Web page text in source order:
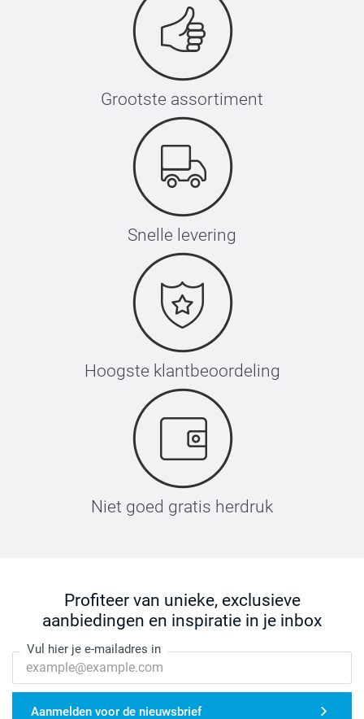
Grootste assortiment
Snelle levering
Hoogste klantbeoordeling
Niet goed gratis herdruk
Profiteer van unieke, exclusieve
aanbiedingen en inspiratie in je inbox
Vul hier je e-mailadres in
Aanmelden voor de nieuwsbrief